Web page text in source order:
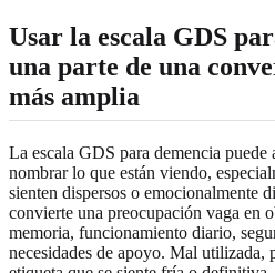
Usar la escala GDS
una parte de una
más amplia
La escala GDS para demencia puede
nombrar lo que están viendo,
sienten dispersos o emocionalmente
convierte una preocupación vaga en
memoria, funcionamiento diario,
necesidades de apoyo. Mal utilizada,